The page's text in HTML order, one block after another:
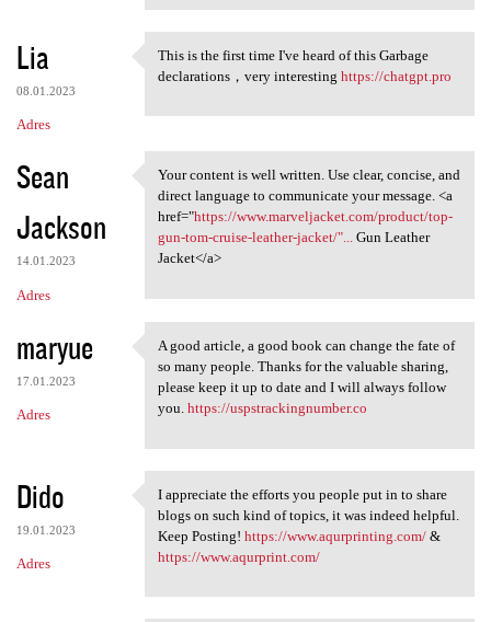
Lia
08.01.2023
Adres
This is the first time I've
This is the first time I've heard of this Garbage
declarations，very interesting https://chatgpt.pro
Sean
Jackson
14.01.2023
Adres
Your content is well written.
Your content is well written. Use clear, concise, and
direct language to communicate your message. <a
href="https://www.marveljacket.com/product/top-
gun-tom-cruise-leather-jacket/"...Gun Leather
Jacket</a>
maryue
17.01.2023
Adres
A good article, a good book
A good article, a good book can change the fate of
so many people. Thanks for the valuable sharing,
please keep it up to date and I will always follow
you. https://uspstrackingnumber.co
Dido
19.01.2023
Adres
I appreciate the efforts you
I appreciate the efforts you people put in to share
blogs on such kind of topics, it was indeed helpful.
Keep Posting! https://www.aqurprinting.com/&
https://www.aqurprint.com/